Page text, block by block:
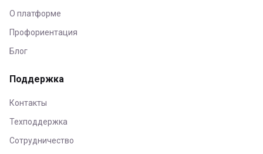
О платформе
Профориентация
Блог
Поддержка
Контакты
Техподдержка
Сотрудничество